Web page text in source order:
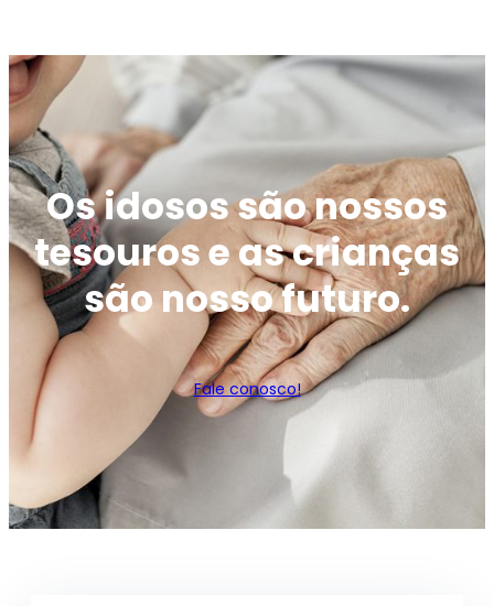
Os idosos são nossos
tesouros e as crianças
são nosso futuro.
Fale conosco!